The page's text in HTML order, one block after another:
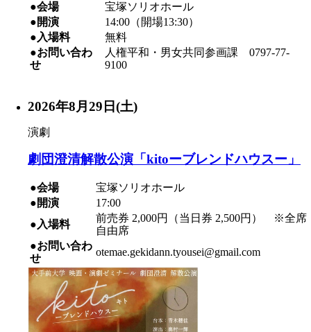
●会場
宝塚ソリオホール
●開演
14:00（開場13:30）
●入場料
無料
●お問い合わ
せ
人権平和・男女共同参画課 0797-77-
9100
2026年8月29日(土)
演劇
劇団澄清解散公演「kitoーブレンドハウスー」
●会場
宝塚ソリオホール
●開演
17:00
●入場料
前売券 2,000円（当日券 2,500円） ※全席
自由席
●お問い合わ
せ
otemae.gekidann.tyousei@gmail.com